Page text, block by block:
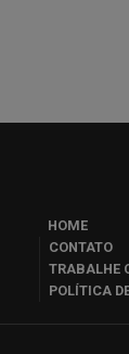
HOME
CONTATO
TRABALHE
POLÍTICA